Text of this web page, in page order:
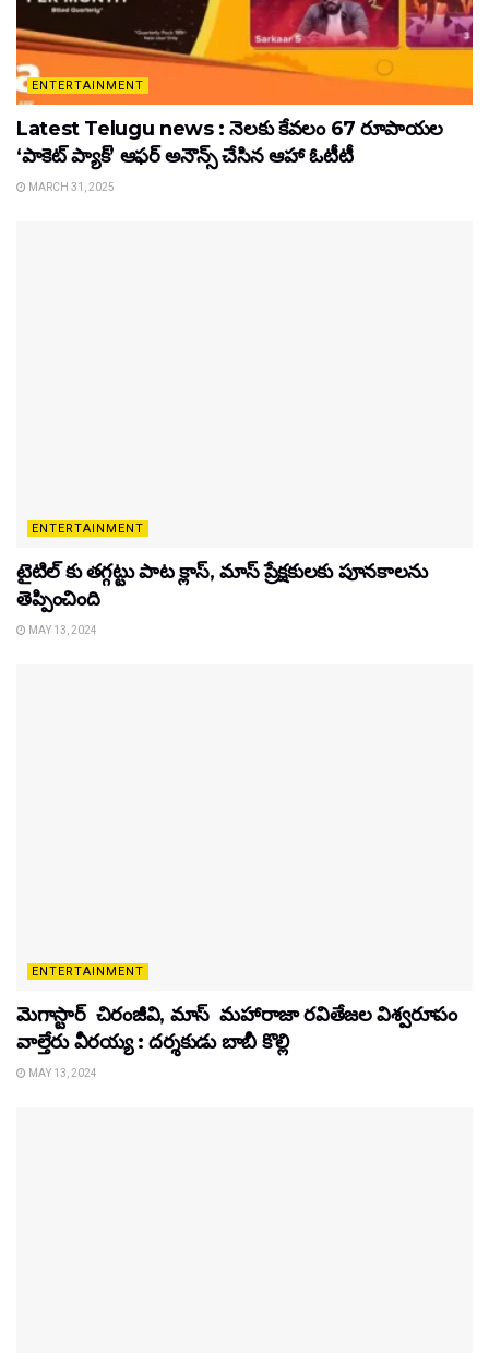
ENTERTAINMENT
Latest Telugu news : నెలకు కేవలం 67 రూపాయల
‘పాకెట్ ప్యాక్’ ఆఫర్ అనౌన్స్ చేసిన ఆహా ఓటీటీ
MARCH 31, 2025
ENTERTAINMENT
టైటిల్‌ కు తగ్గట్టు పాట క్లాస్, మాస్ ప్రేక్షకులకు పూనకాలను
తెప్పించింది
MAY 13, 2024
ENTERTAINMENT
మెగాస్టార్ చిరంజీవి, మాస్ మహారాజా రవితేజల విశ్వరూపం
వాల్తేరు వీరయ్య : దర్శకుడు బాబీ కొల్లి
MAY 13, 2024